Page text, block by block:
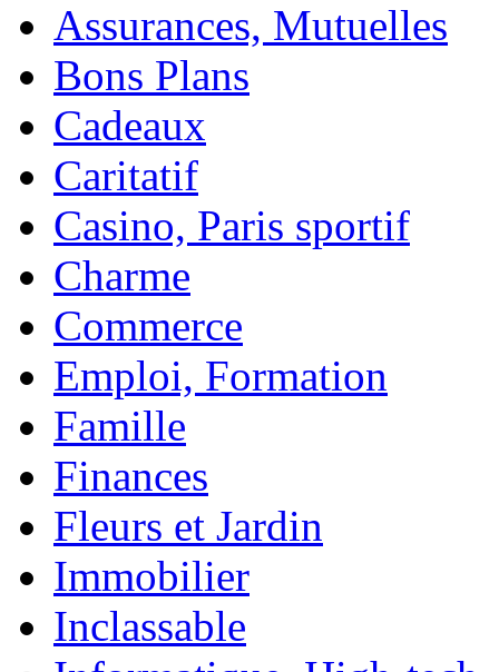
Assurances, Mutuelles
Bons Plans
Cadeaux
Caritatif
Casino, Paris sportif
Charme
Commerce
Emploi, Formation
Famille
Finances
Fleurs et Jardin
Immobilier
Inclassable